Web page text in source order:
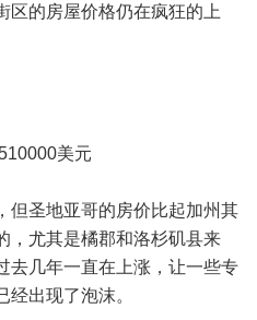
区的房屋价格仍在疯狂的上
美元
但圣地亚哥的房价比起加州其
，尤其是橘郡和洛杉矶县来
去几年一直在上涨，让一些专
出现了泡沫。